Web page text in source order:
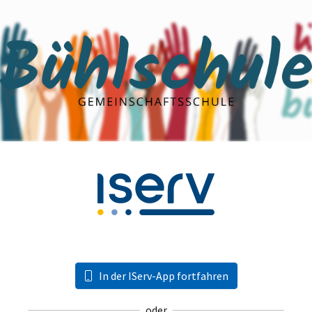
In der IServ-App fortfahren